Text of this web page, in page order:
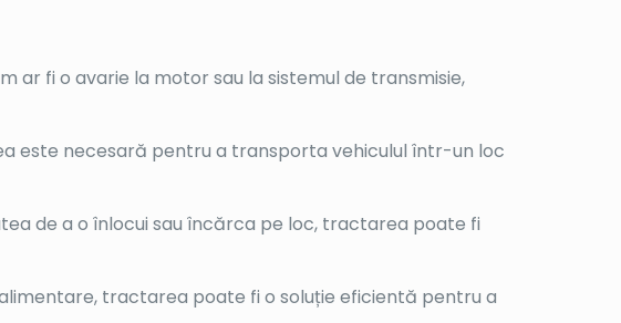
ar fi o avarie la motor sau la sistemul de transmisie,
este necesară pentru a transporta vehiculul într-un loc
de a o înlocui sau încărca pe loc, tractarea poate fi
tractarea poate fi o soluție eficientă pentru a